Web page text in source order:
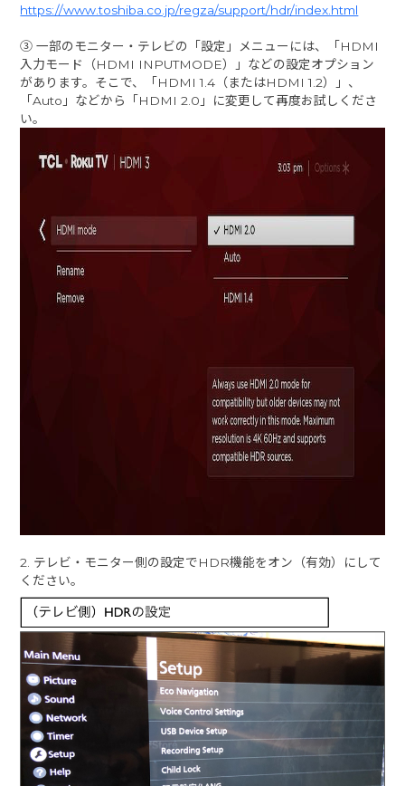
https://www.toshiba.co.jp/regza/support/hdr/index.html
③ 一部のモニター・テレビの「設定」メニューには、「HDMI
入力モード（HDMI INPUTMODE）」などの設定オプション
があります。そこで、「HDMI 1.4（またはHDMI 1.2）」、
「Auto」などから「HDMI 2.0」に変更して再度お試しくださ
い。
2. テレビ・モニター側の設定でHDR機能をオン（有効）にして
ください。